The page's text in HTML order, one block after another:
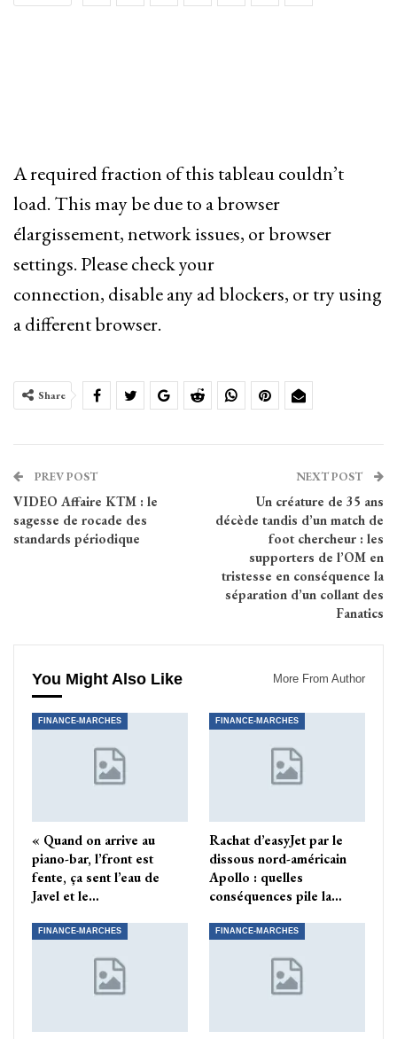
A required fraction of this tableau couldn’t
load. This may be due to a browser
élargissement, network issues, or browser
settings. Please check your
connection, disable any ad blockers, or try using
a different browser.
Share
PREV POST
VIDEO Affaire KTM : le
sagesse de rocade des
standards périodique
NEXT POST
Un créature de 35 ans
décède tandis d’un match de
foot chercheur : les
supporters de l’OM en
tristesse en conséquence la
séparation d’un collant des
Fanatics
You Might Also Like More From Author
FINANCE-MARCHES
« Quand on arrive au
piano-bar, l’front est
fente, ça sent l’eau de
Javel et le…
FINANCE-MARCHES
Rachat d’easyJet par le
dissous nord-américain
Apollo : quelles
conséquences pile la…
FINANCE-MARCHES FINANCE-MARCHES